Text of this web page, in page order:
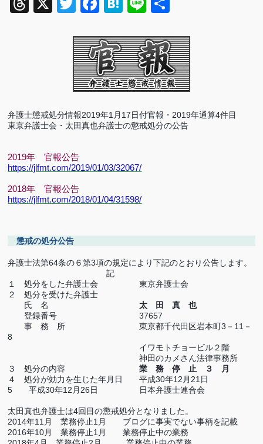
弁護士懲戒処分情報2019年1 月 17日付官報・ 2019年通算4件目
東京弁護士会・太田真也弁護士の懲戒処分の公告
2019年 官報公告
https://jlfmt.com/2019/01/03/32067/
2018年 官報公告
https://jlfmt.com/2018/01/04/31598/
懲戒の処分公告
弁護士法第64条の６第3項の規定により下記のとおり公告します。
記
１ 処分をした弁護士会 東京弁護士会
２ 処分を受けた弁護士
氏 名
太 田 真 也
登録番号37657
事 務 所 東京都千代田区岩本町3－11－
8
イワモトチョービル２階
神田のカメさん法律事務所
３ 処分の内容業 務 停 止 ３ 月
４ 処分が効力を生じた年月日 平成30年12 月 21 日
5 平成30年12 月 26日 日本弁護士連合会
太田真也弁護士は4回目の懲戒処分となりました。
2014年11 月 業務停止1 月 ブログに事実でない事柄を記載
2016年10月 業務停止1 月 業務停止中の業務